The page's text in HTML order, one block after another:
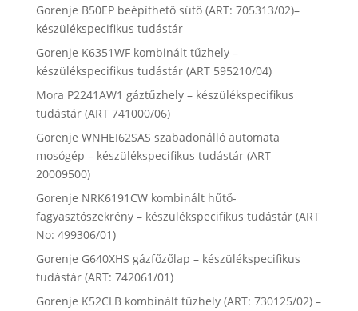
Gorenje B50EP beépíthető sütő (ART: 705313/02)–
készülékspecifikus tudástár
Gorenje K6351WF kombinált tűzhely –
készülékspecifikus tudástár (ART 595210/04)
Mora P2241AW1 gáztűzhely – készülékspecifikus
tudástár (ART 741000/06)
Gorenje WNHEI62SAS szabadonálló automata
mosógép – készülékspecifikus tudástár (ART
20009500)
Gorenje NRK6191CW kombinált hűtő-
fagyasztószekrény – készülékspecifikus tudástár (ART
No: 499306/01)
Gorenje G640XHS gázfőzőlap – készülékspecifikus
tudástár (ART: 742061/01)
Gorenje K52CLB kombinált tűzhely (ART: 730125/02) –